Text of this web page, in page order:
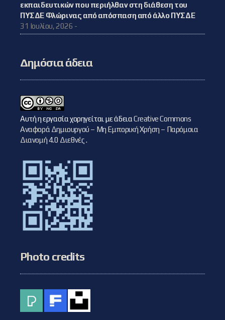
εκπαιδευτικών που περιήλθαν στη διάθεση του
ΠΥΣΔΕ Φλώρινας από απόσπαση από άλλο ΠΥΣΔΕ
31 Ιουλίου, 2026 -
Δημόσια άδεια
Αυτή η εργασία χορηγείται με άδειαCreative Commons
Αναφορά Δημιουργού – Μη Εμπορική Χρήση – Παρόμοια
Διανομή 4.0 Διεθνές.
Photo credits